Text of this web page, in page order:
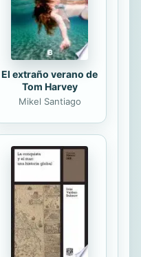
también es
El extraño verano de
Tom Harvey
Mikel Santiago